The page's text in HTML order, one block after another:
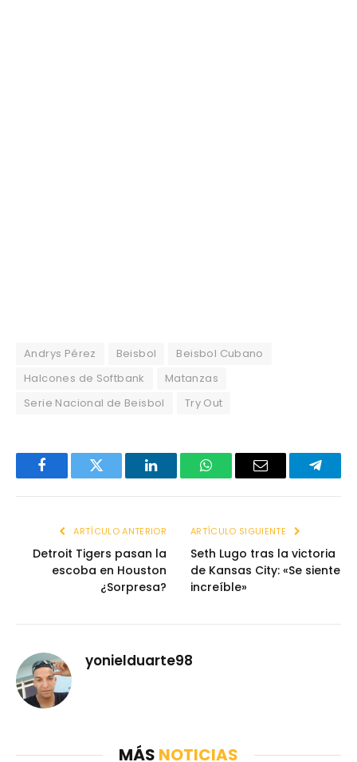
Andrys Pérez Beisbol
Beisbol Cubano
Halcones de Softbank
Matanzas
Serie Nacional de Beisbol
Try Out
FacebookTwitter LinkedInWhatsAppEmail
ARTÍCULO ANTERIOR
Detroit Tigers pasan la
escoba en Houston
¿Sorpresa?
ARTÍCULO SIGUIENTE
Seth Lugo tras la victoria
de Kansas City: «Se siente
increíble»
yonielduarte98
MÁS NOTICIAS